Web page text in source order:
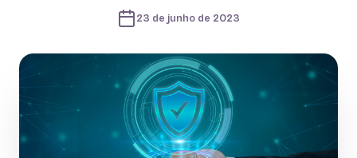
23 de junho de 2023